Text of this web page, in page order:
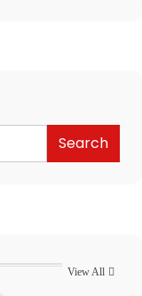
Search
View All